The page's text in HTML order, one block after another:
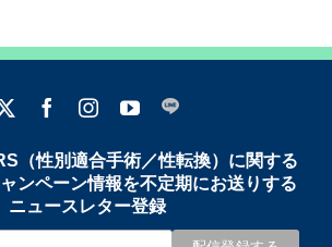
（性別適合手術／性転換）に関する
ンペーン情報を不定期にお送りする
ニュースレター登録